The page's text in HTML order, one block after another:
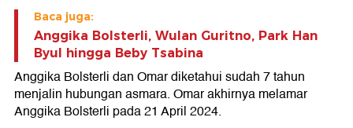
Baca juga:
Anggika Bolsterli, Wulan Guritno, Park Han
Byul hingga Beby Tsabina
Anggika Bolsterli dan Omar diketahui sudah 7 tahun
menjalin hubungan asmara. Omar akhirnya melamar
Anggika Bolsterli pada 21 April 2024.